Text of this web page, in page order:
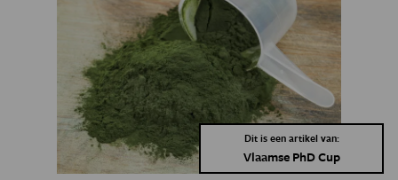
Dit is een artikel van:
Vlaamse PhD Cup